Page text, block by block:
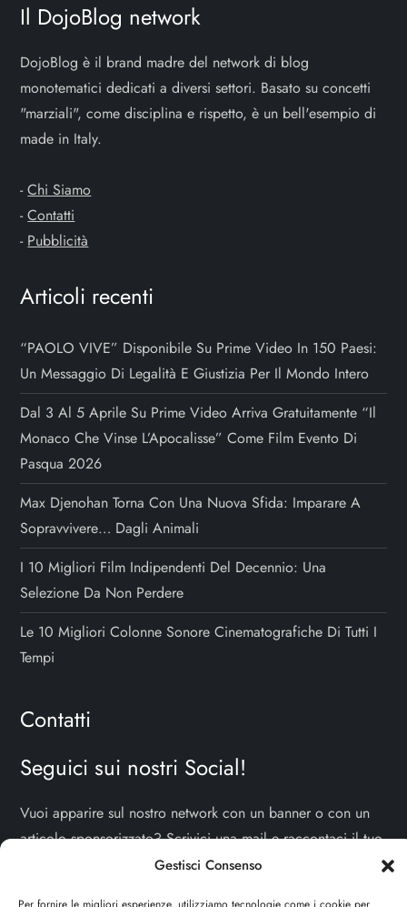
Gestisci Consenso
n
e
a
r
t
i
c
l
i
Il DojoBlog network
DojoBlog è il brand madre del network di blog
monotematici dedicati a diversi settori. Basato su concetti
"marziali", come disciplina e rispetto, è un bell'esempio di
made in Italy.
-Chi Siamo
-Contatti
- Pubblicità
Articoli recenti
“PAOLO VIVE” Disponibile Su Prime Video In 150 Paesi:
Un Messaggio Di Legalità E Giustizia Per Il Mondo Intero
Dal 3 Al 5 Aprile Su Prime Video Arriva Gratuitamente “Il
Monaco Che Vinse L’Apocalisse” Come Film Evento Di
Pasqua 2026
Max Djenohan Torna Con Una Nuova Sfida: Imparare A
Sopravvivere… Dagli Animali
I 10 Migliori Film Indipendenti Del Decennio: Una
Selezione Da Non Perdere
Le 10 Migliori Colonne Sonore Cinematografiche Di Tutti I
Tempi
Contatti
Seguici sui nostri Social!
Vuoi apparire sul nostro network con un banner o con un
articolo sponsorizzato? Scrivici una mail e raccontaci il tuo
TI ASPETTIAMO!